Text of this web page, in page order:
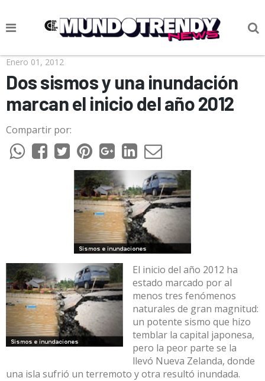
NOTICIAS
CULTURA POP
CIENCIA Y TECNOLOGÍA
VIDA
SOCIEDAD
CULTURIZANDO.COM
Enero 01, 2012
Dos sismos y una inundación
marcan el inicio del año 2012
Compartir por:
El inicio del año 2012 ha
estado marcado por al
menos tres fenómenos
naturales de gran magnitud:
un potente sismo que hizo
temblar la capital japonesa,
pero la peor parte se la
llevó Nueva Zelanda, donde
una isla sufrió un terremoto y otra resultó inundada.